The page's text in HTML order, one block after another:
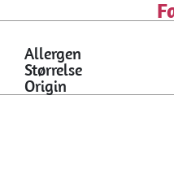
Allergen
Størrelse
Origin